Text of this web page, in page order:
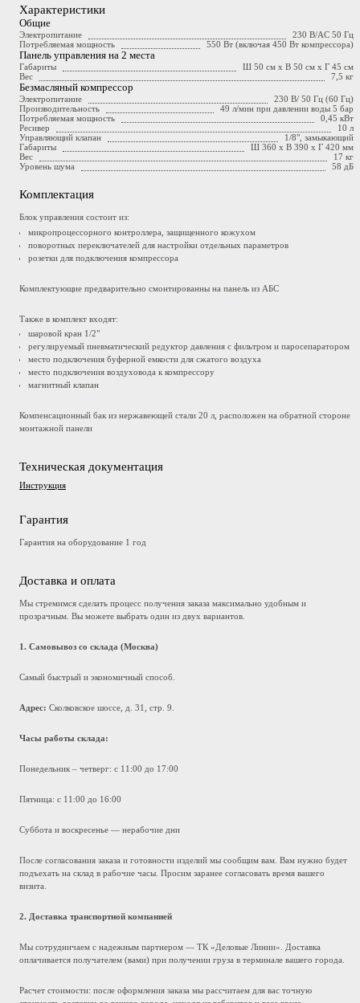
Характеристики
Общие
Электропитание
230 В/AC 50 Гц
Потребляемая мощность
550 Вт (включая 450 Вт компрессора)
Панель управления на 2 места
Габариты
Ш 50 см x В 50 см x Г 45 см
Вес
7,5 кг
Безмасляный компрессор
Электропитание
230 В/ 50 Гц (60 Гц)
Производительность
49 л/мин при давлении воды 5 бар
Потребляемая мощность
0,45 кВт
Ресивер
10 л
Управляющий клапан
1/8", замыкающий
Габариты
Ш 360 х В 390 х Г 420 мм
Вес
17 кг
Уровень шума
58 дБ
Комплектация
Блок управления состоит из:
микропроцессорного контроллера, защищенного кожухом
поворотных переключателей для настройки отдельных параметров
розетки для подключения компрессора
Комплектующие предварительно смонтированны на панель из АБС
Также в комплект входят:
шаровой кран 1/2"
регулируемый пневматический редуктор давления с фильтром и паросепаратором
место подключения буферной емкости для сжатого воздуха
место подключения воздуховода к компрессору
магнитный клапан
Компенсационный бак из нержавеющей стали 20 л, расположен на обратной стороне
монтажной панели
Техническая документация
Инструкция
Гарантия
Гарантия на оборудование 1 год
Доставка и оплата
Мы стремимся сделать процесс получения заказа максимально удобным и
прозрачным. Вы можете выбрать один из двух вариантов.
1. Самовывоз со склада (Москва)
Самый быстрый и экономичный способ.
Адрес: Сколковское шоссе, д. 31, стр. 9.
Часы работы склада:
Понедельник – четверг: с 11:00 до 17:00
Пятница: с 11:00 до 16:00
Суббота и воскресенье — нерабочие дни
После согласования заказа и готовности изделий мы сообщим вам. Вам нужно будет
подъехать на склад в рабочие часы. Просим заранее согласовать время вашего
визита.
2. Доставка транспортной компанией
Мы сотрудничаем с надежным партнером — ТК «Деловые Линии». Доставка
оплачивается получателем (вами) при получении груза в терминале вашего города.
Расчет стоимости: после оформления заказа мы рассчитаем для вас точную